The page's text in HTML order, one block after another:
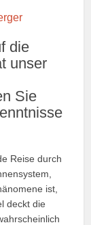
die
unser
Sie
Reise durch
ist,
deckt die